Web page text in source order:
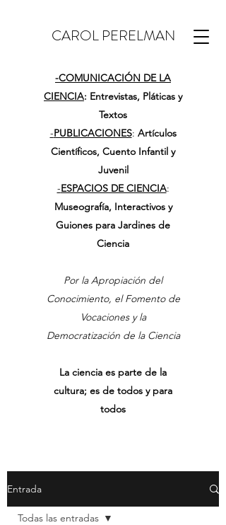
CAROL PERELMAN
-COMUNICACIÓN DE LA
CIENCIA: Entrevistas, Pláticas y
Textos
-PUBLICACIONES: Artículos
Científicos, Cuento Infantil y
Juvenil
-ESPACIOS DE CIENCIA:
Museografía, Interactivos y
Guiones para Jardines de
Ciencia
Por la Apropiación del
Conocimiento, el Fomento de
Vocaciones y la
Democratización de la Ciencia
La ciencia es parte de la
cultura; es de todos y para
todos
Entrada
Todas las entradas